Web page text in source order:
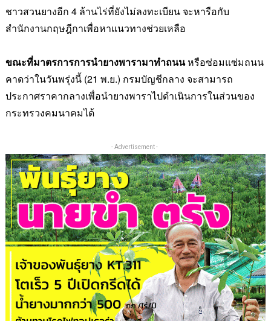
ชาวสวนยางอีก 4 ล้านไร่ที่ยังไม่ลงทะเบียน จะหารือกับ
สำนักงานกฤษฎีกาเพื่อหาแนวทางช่วยเหลือ
ขณะที่มาตรการการนำยางพารามาทำถนนหรือซ่อมแซ่มถนน
คาดว่าในวันพรุ่งนี้ (21 พ.ย.) กรมบัญชีกลาง จะสามารถ
ประกาศราคากลางเพื่อนำยางพาราไปดำเนินการในส่วนของ
กระทรวงคมนาคมได้
- Advertisement -